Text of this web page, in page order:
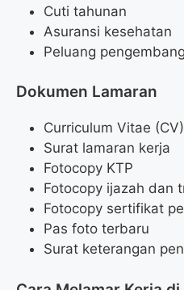
Cuti tahunan
Asuransi kesehatan
Peluang
Dokumen Lamaran
Curriculum Vitae (CV)
Surat lamaran kerja
Fotocopy KTP
Fotocopy ijazah dan
Fotocopy sertifikat
Pas foto terbaru
Surat keterangan